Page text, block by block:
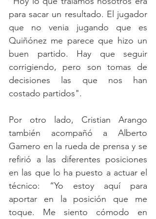
para sacar un resultado. El jugador
que no venia jugando que es
Quiñónez me parece que hizo un
buen partido. Hay que seguir
corrigiendo, pero son tomas de
decisiones las que nos han
costado partidos".
Por otro lado, Cristian Arango
también acompañó a Alberto
Gamero en la rueda de prensa y se
refirió a las diferentes posiciones
en las que lo ha puesto a actuar el
técnico: “Yo estoy aquí para
aportar en la posición que me
toque. Me siento cómodo en